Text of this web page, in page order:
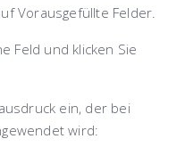
Vorausgefüllte Felder.
Feld und klicken Sie
ein, der bei
wird: